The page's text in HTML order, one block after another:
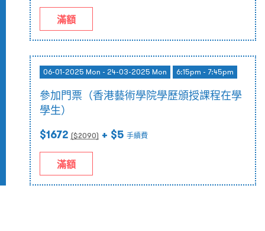
滿額
06-01-2025 Mon - 24-03-2025 Mon 6:15pm - 7:45pm
參加門票（香港藝術學院學歷頒授課程在學
學生）
$1672 ($2090) + $5 手續費
滿額